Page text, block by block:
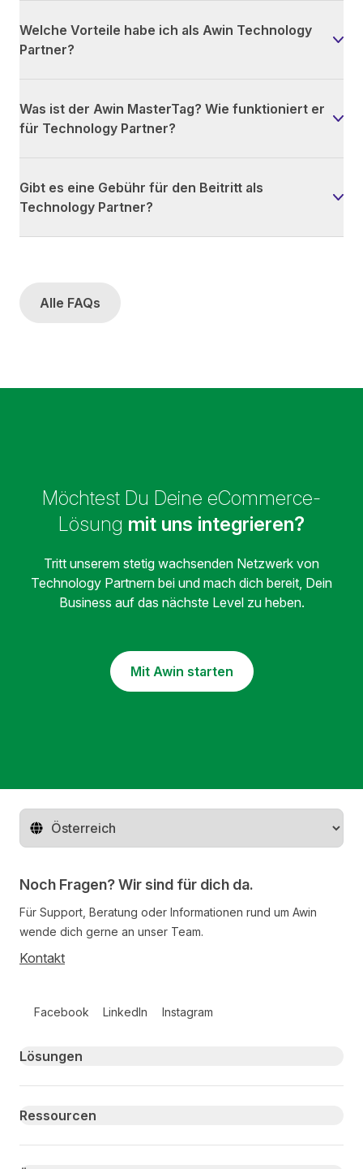
Welche Vorteile habe ich als Awin Technology
Partner?
Was ist der Awin MasterTag? Wie funktioniert er
für Technology Partner?
Gibt es eine Gebühr für den Beitritt als
Technology Partner?
Alle FAQs
Möchtest Du Deine eCommerce-
Lösung mit uns integrieren?
Tritt unserem stetig wachsenden Netzwerk von
Technology Partnern bei und mach dich bereit, Dein
Business auf das nächste Level zu heben.
Mit Awin starten
Region ändern
Noch Fragen? Wir sind für dich da.
Für Support, Beratung oder Informationen rund um Awin
wende dich gerne an unser Team.
Kontakt
Facebook LinkedIn Instagram
Primary footer navigation
Lösungen
Ressourcen